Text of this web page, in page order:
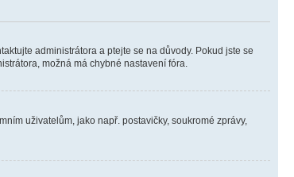
administrátora a ptejte se na důvody. Pokud jste se
možná má chybné nastavení fóra.
uživatelům, jako např. postavičky, soukromé zprávy,